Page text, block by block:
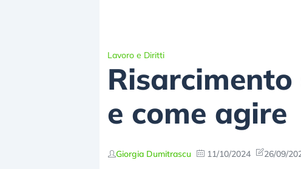
Lavoro e Diritti
Risarcimento
e come agire
Giorgia Dumitrascu 11/10/2024 26/09/